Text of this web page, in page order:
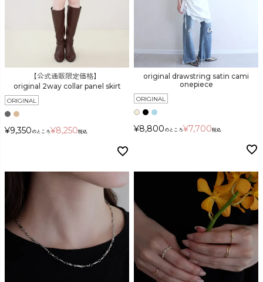
【公式通販限定価格】
original 2way collar panel skirt
ORIGINAL
¥9,350 のところ¥8,250税込
original drawstring satin cami
onepiece
ORIGINAL
¥8,800 のところ¥7,700税込